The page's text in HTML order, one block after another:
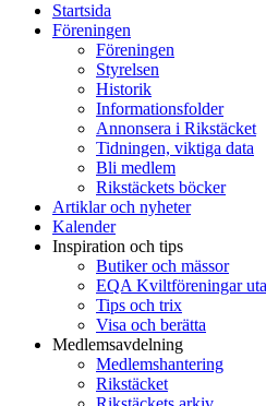
Startsida
Föreningen
Föreningen
Styrelsen
Historik
Informationsfolder
Annonsera i Rikstäcket
Tidningen, viktiga data
Bli medlem
Rikstäckets böcker
Artiklar och nyheter
Kalender
Inspiration och tips
Butiker och mässor
EQA Kviltföreningar
Tips och trix
Visa och berätta
Medlemsavdelning
Medlemshantering
Rikstäcket